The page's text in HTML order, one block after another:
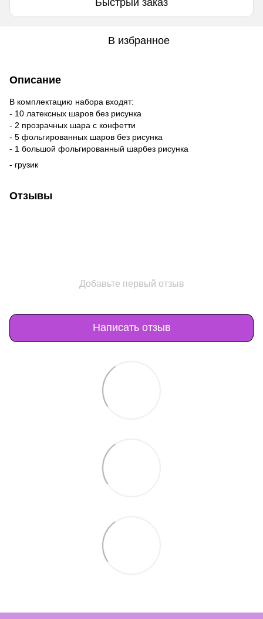
Быстрый заказ
В избранное
Описание
В комплектацию набора входят:
- 10 латексных шаров без рисунка
- 2 прозрачных шара с конфетти
- 5 фольгированных шаров без рисунка
- 1 большой фольгированный шарбез рисунка
- грузик
Отзывы
Добавьте первый отзыв
Написать отзыв